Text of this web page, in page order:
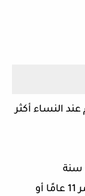
النساء أكثر
2. بدأتِ مرحلة البلوغ بشكل مبكر، في عمر 11 عامًا أو